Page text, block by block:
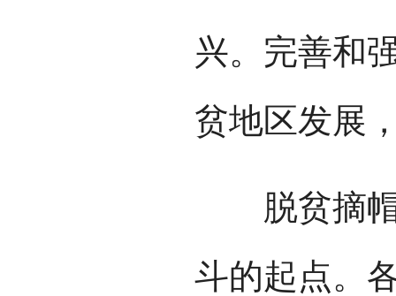
兴。完善和
贫地区发展
脱贫摘帽
斗的起点。